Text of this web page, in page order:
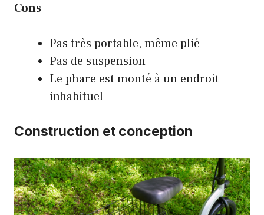
Cons
Pas très portable, même plié
Pas de suspension
Le phare est monté à un endroit
inhabituel
Construction et conception